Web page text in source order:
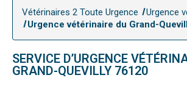
Vétérinaires 2 Toute Urgence
Urgence
Urgence vétérinaire du Grand-
SERVICE D’URGENCE
GRAND-QUEVILLY 76120